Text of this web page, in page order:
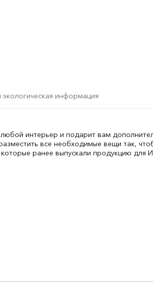
экологическая информация
интерьер и подарит вам
все необходимые вещи так,
ранее выпускали продукцию для